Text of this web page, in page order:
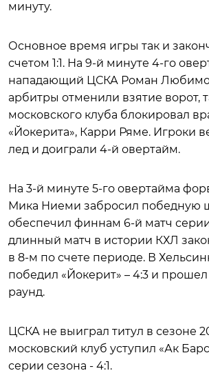
минуту.
Основное время игры так и
счетом 1:1. На 9-й минуте 4-го
нападающий ЦСКА Роман
арбитры отменили взятие ворот,
московского клуба блокировал
«Йокерита», Карри Ряме. Игроки
лед и доиграли 4-й овертайм.
На 3-й минуте 5-го овертайма
Мика Ниеми забросил победную
обеспечил финнам 6-й матч
длинный матч в истории КХЛ
в 8-м по счете периоде. В
победил «Йокерит» – 4:3 и
раунд.
ЦСКА не выиграл титул в сезоне
московский клуб уступил «Ак
серии сезона - 4:1.